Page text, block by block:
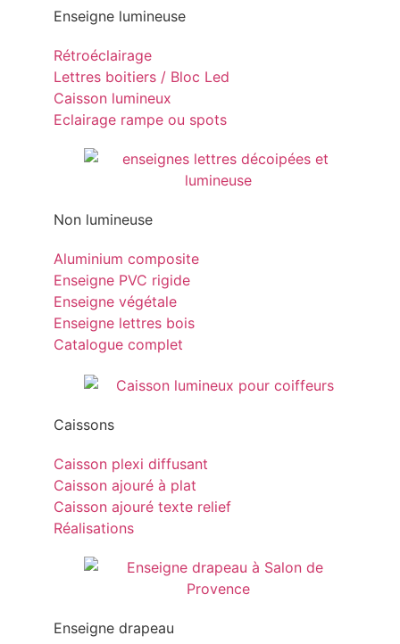
Enseigne lumineuse
Rétroéclairage
Lettres boitiers / Bloc Led
Caisson lumineux
Eclairage rampe ou spots
Non lumineuse
Aluminium composite
Enseigne PVC rigide
Enseigne végétale
Enseigne lettres bois
Catalogue complet
Caissons
Caisson plexi diffusant
Caisson ajouré à plat
Caisson ajouré texte relief
Réalisations
Enseigne drapeau